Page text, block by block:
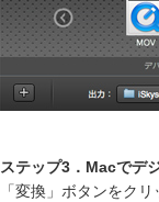
ステップ3．Macでデ
「変換」ボタンをク